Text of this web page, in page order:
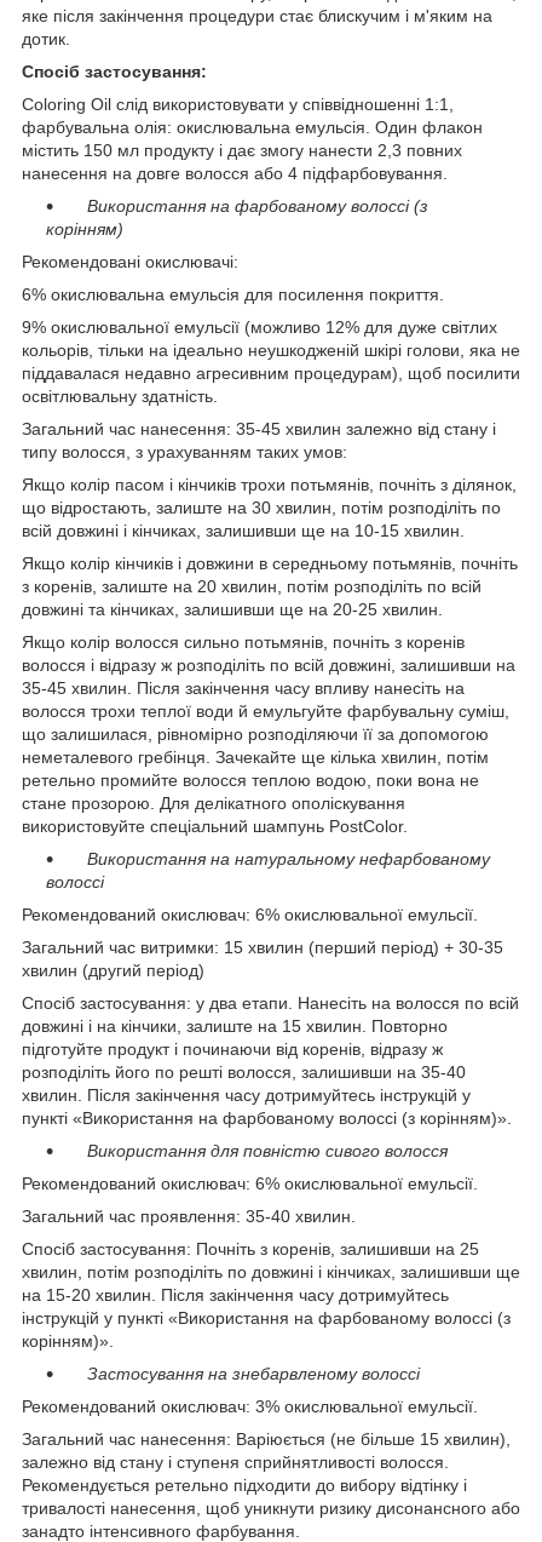
яке після закінчення процедури стає блискучим і м'яким на
дотик.
Спосіб застосування:
Coloring Oil слід використовувати у співвідношенні 1:1,
фарбувальна олія: окислювальна емульсія. Один флакон
містить 150 мл продукту і дає змогу нанести 2,3 повних
нанесення на довге волосся або 4 підфарбовування.
Використання на фарбованому волоссі (з
корінням)
Рекомендовані окислювачі:
6% окислювальна емульсія для посилення покриття.
9% окислювальної емульсії (можливо 12% для дуже світлих
кольорів, тільки на ідеально неушкодженій шкірі голови, яка не
піддавалася недавно агресивним процедурам), щоб посилити
освітлювальну здатність.
Загальний час нанесення: 35-45 хвилин залежно від стану і
типу волосся, з урахуванням таких умов:
Якщо колір пасом і кінчиків трохи потьмянів, почніть з ділянок,
що відростають, залиште на 30 хвилин, потім розподіліть по
всій довжині і кінчиках, залишивши ще на 10-15 хвилин.
Якщо колір кінчиків і довжини в середньому потьмянів, почніть
з коренів, залиште на 20 хвилин, потім розподіліть по всій
довжині та кінчиках, залишивши ще на 20-25 хвилин.
Якщо колір волосся сильно потьмянів, почніть з коренів
волосся і відразу ж розподіліть по всій довжині, залишивши на
35-45 хвилин. Після закінчення часу впливу нанесіть на
волосся трохи теплої води й емульгуйте фарбувальну суміш,
що залишилася, рівномірно розподіляючи її за допомогою
неметалевого гребінця. Зачекайте ще кілька хвилин, потім
ретельно промийте волосся теплою водою, поки вона не
стане прозорою. Для делікатного ополіскування
використовуйте спеціальний шампунь PostColor.
Використання на натуральному нефарбованому
волоссі
Рекомендований окислювач: 6% окислювальної емульсії.
Загальний час витримки: 15 хвилин (перший період) + 30-35
хвилин (другий період)
Спосіб застосування: у два етапи. Нанесіть на волосся по всій
довжині і на кінчики, залиште на 15 хвилин. Повторно
підготуйте продукт і починаючи від коренів, відразу ж
розподіліть його по решті волосся, залишивши на 35-40
хвилин. Після закінчення часу дотримуйтесь інструкцій у
пункті «Використання на фарбованому волоссі (з корінням)».
Використання для повністю сивого волосся
Рекомендований окислювач: 6% окислювальної емульсії.
Загальний час проявлення: 35-40 хвилин.
Спосіб застосування: Почніть з коренів, залишивши на 25
хвилин, потім розподіліть по довжині і кінчиках, залишивши ще
на 15-20 хвилин. Після закінчення часу дотримуйтесь
інструкцій у пункті «Використання на фарбованому волоссі (з
корінням)».
Застосування на знебарвленому волоссі
Рекомендований окислювач: 3% окислювальної емульсії.
Загальний час нанесення: Варіюється (не більше 15 хвилин),
залежно від стану і ступеня сприйнятливості волосся.
Рекомендується ретельно підходити до вибору відтінку і
тривалості нанесення, щоб уникнути ризику дисонансного або
занадто інтенсивного фарбування.